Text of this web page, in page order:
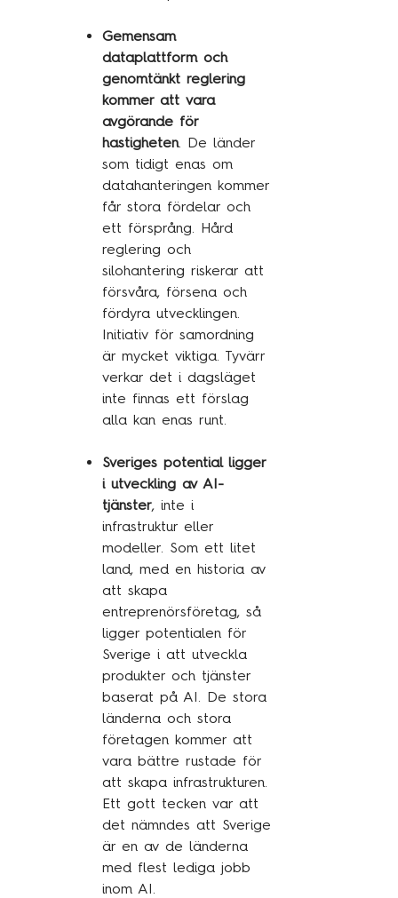
Gemensam
dataplattform och
genomtänkt reglering
kommer att vara
avgörande för
hastigheten. De länder
som tidigt enas om
datahanteringen kommer
får stora fördelar och
ett försprång. Hård
reglering och
silohantering riskerar att
försvåra, försena och
fördyra utvecklingen.
Initiativ för samordning
är mycket viktiga. Tyvärr
verkar det i dagsläget
inte finnas ett förslag
alla kan enas runt.
Sveriges potential ligger
i utveckling av AI-
tjänster, inte i
infrastruktur eller
modeller. Som ett litet
land, med en historia av
att skapa
entreprenörsföretag, så
ligger potentialen för
Sverige i att utveckla
produkter och tjänster
baserat på AI. De stora
länderna och stora
företagen kommer att
vara bättre rustade för
att skapa infrastrukturen.
Ett gott tecken var att
det nämndes att Sverige
är en av de länderna
med flest lediga jobb
inom AI.